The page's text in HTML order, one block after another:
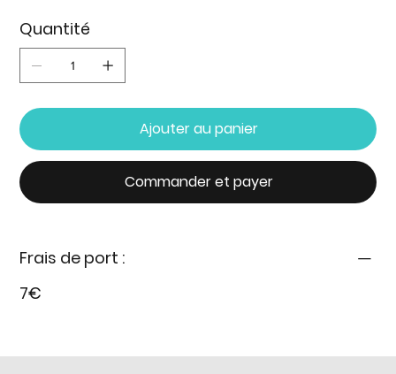
Quantité
Ajouter au panier
Commander et payer
Frais de port :
7€